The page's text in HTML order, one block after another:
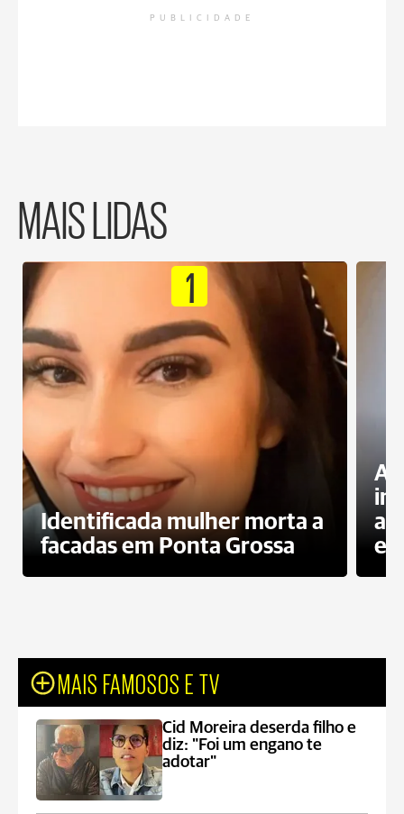
PUBLICIDADE
MAIS LIDAS
1
Identificada mulher morta a
facadas em Ponta Grossa
MAIS FAMOSOS E TV
Cid Moreira deserda filho e
diz: "Foi um engano te
adotar"